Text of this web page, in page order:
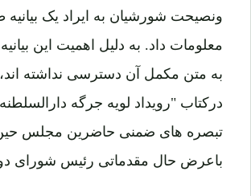
ونصیحت شورشیان به ایراد یک
معلومات داد. به دلیل اهمیت این
به متن مکمل آن دسترسی نداشته
تبصره های ضمنی حاضرین مجلس حین
باعرض حال مقدماتی رئیس شورای